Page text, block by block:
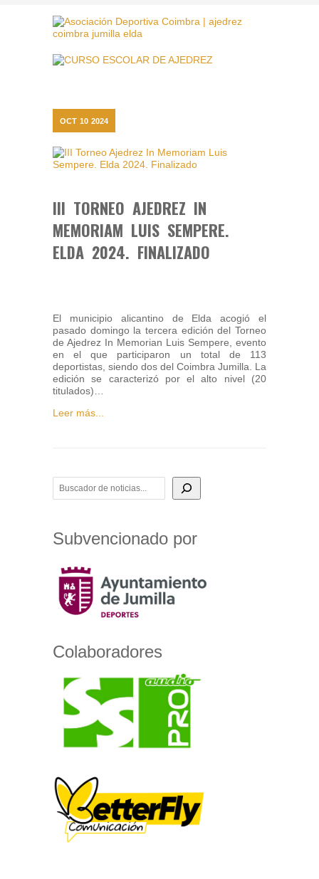
OCT 10 2024
III TORNEO AJEDREZ IN
MEMORIAM LUIS SEMPERE.
ELDA 2024. FINALIZADO
El municipio alicantino de Elda acogió el
pasado domingo la tercera edición del Torneo
de Ajedrez In Memorian Luis Sempere, evento
en el que participaron un total de 113
deportistas, siendo dos del Coimbra Jumilla. La
edición se caracterizó por el alto nivel (20
titulados)…
Leer más...
BUSCADOR DE NOTICIAS
Subvencionado por
Colaboradores